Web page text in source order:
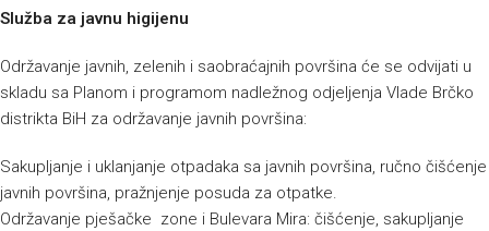
Služba za javnu higijenu
Održavanje javnih, zelenih i saobraćajnih površina će se odvijati u
skladu sa Planom i programom nadležnog odjeljenja Vlade Brčko
distrikta BiH za održavanje javnih površina:
Sakupljanje i uklanjanje otpadaka sa javnih površina, ručno čišćenje
javnih površina, pražnjenje posuda za otpatke.
Održavanje pješačke zone i Bulevara Mira: čišćenje, sakupljanje